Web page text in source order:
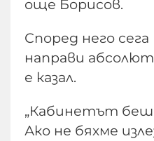
още Борисов.
Според него
направи
е казал.
„Кабинетът
Ако не бяхме